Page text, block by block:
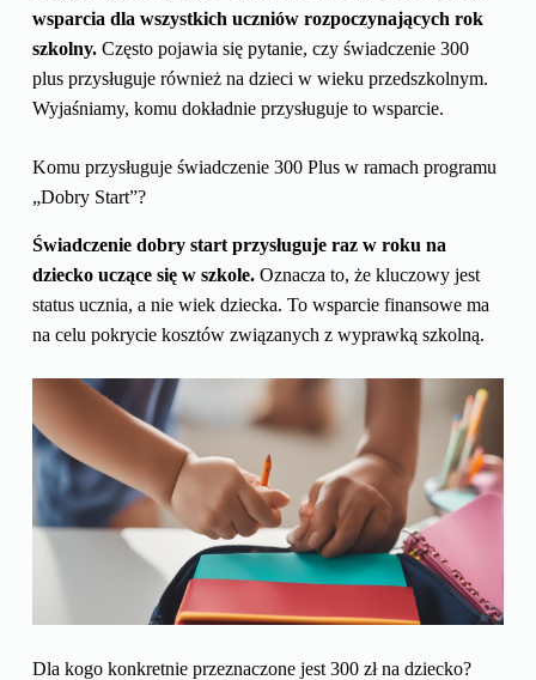
wsparcia dla wszystkich uczniów rozpoczynających rok
szkolny.Często pojawia się pytanie, czy świadczenie 300
plus przysługuje również na dzieci w wieku przedszkolnym.
Wyjaśniamy, komu dokładnie przysługuje to wsparcie.
Komu przysługuje świadczenie 300 Plus w ramach programu
„Dobry Start”?
Świadczenie dobry start przysługuje raz w roku na
dziecko uczące się w szkole.Oznacza to, że kluczowy jest
status ucznia, a nie wiek dziecka. To wsparcie finansowe ma
na celu pokrycie kosztów związanych z wyprawką szkolną.
Dla kogo konkretnie przeznaczone jest 300 zł na dziecko?